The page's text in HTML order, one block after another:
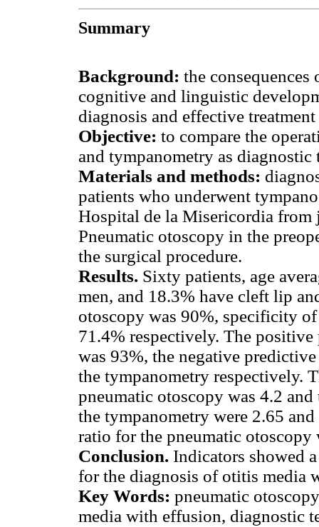
Summary
Background: the
cognitive and linguistic
diagnosis and effective
Objective: to compare the
and tympanometry as
Materials and methods:
patients who underwent
Hospital de la Misericordia from
Pneumatic otoscopy in the
the surgical procedure.
Results. Sixty patients, age
men, and 18.3% have cleft lip
otoscopy was 90%, specificity
71.4% respectively. The
was 93%, the negative
the tympanometry respectively.
pneumatic otoscopy was 4.2
the tympanometry were 2.65
ratio for the pneumatic otoscopy
Conclusion. Indicators showed
for the diagnosis of otitis media
Key Words: pneumatic
media with effusion, diagnostic